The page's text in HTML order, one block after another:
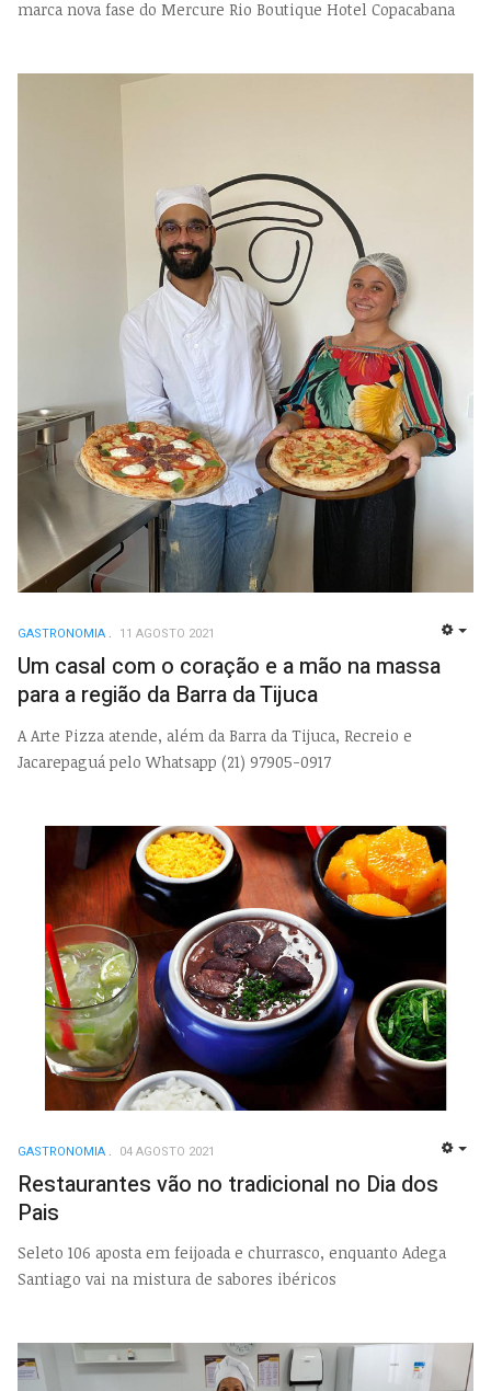
marca nova fase do Mercure Rio Boutique Hotel Copacabana
GASTRONOMIA 11 AGOSTO 2021
Um casal com o coração e a mão na massa
para a região da Barra da Tijuca
A Arte Pizza atende, além da Barra da Tijuca, Recreio e
Jacarepaguá pelo Whatsapp (21) 97905-0917
GASTRONOMIA 04 AGOSTO 2021
Restaurantes vão no tradicional no Dia dos
Pais
Seleto 106 aposta em feijoada e churrasco, enquanto Adega
Santiago vai na mistura de sabores ibéricos